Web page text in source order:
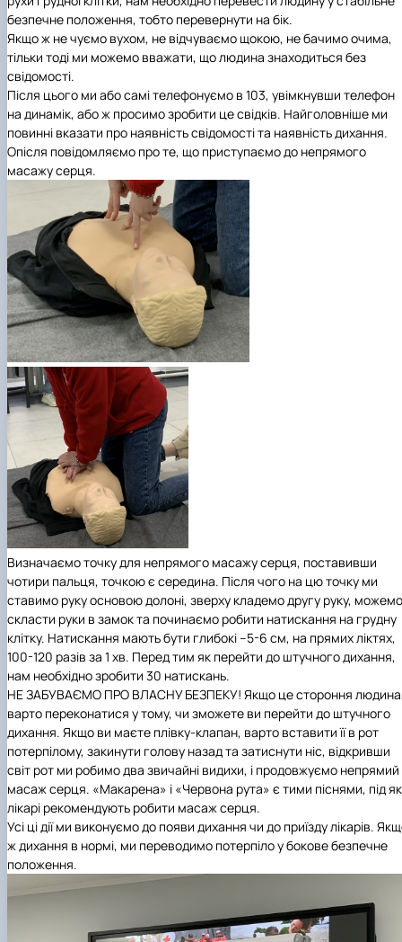
безпечне положення, тобто перевернути на бік.
Якщо ж не чуємо вухом, не відчуваємо щокою, не бачимо очима,
тільки тоді ми можемо вважати, що людина знаходиться без
свідомості.
Після цього ми або самі телефонуємо в 103, увімкнувши телефон
на динамік, або ж просимо зробити це свідків. Найголовніше ми
повинні вказати про наявність свідомості та наявність дихання.
Опісля повідомляємо про те, що приступаємо до непрямого
масажу серця.
Визначаємо точку для непрямого масажу серця, поставивши
чотири пальця, точкою є середина. Після чого на цю точку ми
ставимо руку основою долоні, зверху кладемо другу руку, можемо
скласти руки в замок та починаємо робити натискання на грудну
клітку. Натискання мають бути глибокі–5-6 см, на прямих ліктях,
100-120 разів за 1 хв. Перед тим як перейти до штучного дихання,
нам необхідно зробити 30 натискань.
НЕ ЗАБУВАЄМО ПРО ВЛАСНУ БЕЗПЕКУ! Якщо це стороння
варто переконатися у тому, чи зможете ви перейти до штучного
дихання. Якщо ви маєте плівку-клапан, варто вставити її в рот
потерпілому, закинути голову назад та затиснути ніс, відкривши
світ рот ми робимо два звичайні видихи, і продовжуємо непрямий
масаж серця. «Макарена» і «Червона рута» є тими піснями, під
лікарі рекомендують робити масаж серця.
Усі ці дії ми виконуємо до появи дихання чи до приїзду лікарів.
ж дихання в нормі, ми переводимо потерпіло у бокове безпечне
положення.